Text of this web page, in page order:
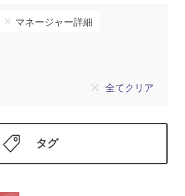
マネージャー詳細
全てクリア
タグ